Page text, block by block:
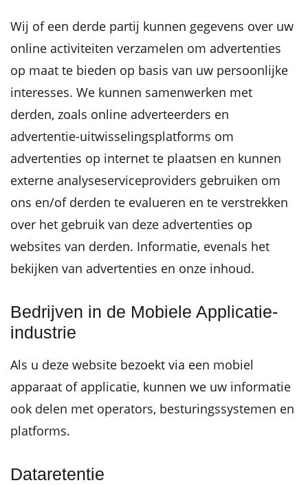
Wij of een derde partij kunnen gegevens over uw
online activiteiten verzamelen om advertenties
op maat te bieden op basis van uw persoonlijke
interesses. We kunnen samenwerken met
derden, zoals online adverteerders en
advertentie-uitwisselingsplatforms om
advertenties op internet te plaatsen en kunnen
externe analyseserviceproviders gebruiken om
ons en/of derden te evalueren en te verstrekken
over het gebruik van deze advertenties op
websites van derden. Informatie, evenals het
bekijken van advertenties en onze inhoud.
Bedrijven in de Mobiele Applicatie-
industrie
Als u deze website bezoekt via een mobiel
apparaat of applicatie, kunnen we uw informatie
ook delen met operators, besturingssystemen en
platforms.
Dataretentie